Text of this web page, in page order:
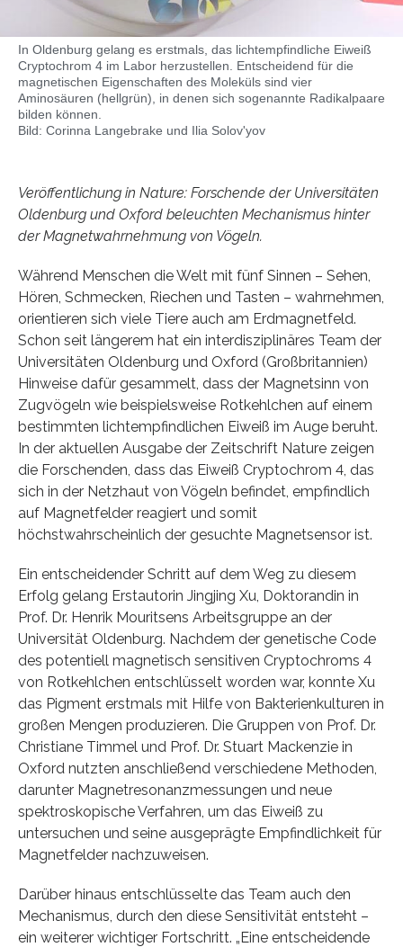
In Oldenburg gelang es erstmals, das lichtempfindliche Eiweiß
Cryptochrom 4 im Labor herzustellen. Entscheidend für die
magnetischen Eigenschaften des Moleküls sind vier
Aminosäuren (hellgrün), in denen sich sogenannte Radikalpaare
bilden können.
Bild: Corinna Langebrake und Ilia Solov'yov
Veröffentlichung in Nature: Forschende der Universitäten
Oldenburg und Oxford beleuchten Mechanismus hinter
der Magnetwahrnehmung von Vögeln.
Während Menschen die Welt mit fünf Sinnen – Sehen,
Hören, Schmecken, Riechen und Tasten – wahrnehmen,
orientieren sich viele Tiere auch am Erdmagnetfeld.
Schon seit längerem hat ein interdisziplinäres Team der
Universitäten Oldenburg und Oxford (Großbritannien)
Hinweise dafür gesammelt, dass der Magnetsinn von
Zugvögeln wie beispielsweise Rotkehlchen auf einem
bestimmten lichtempfindlichen Eiweiß im Auge beruht.
In der aktuellen Ausgabe der Zeitschrift Nature zeigen
die Forschenden, dass das Eiweiß Cryptochrom 4, das
sich in der Netzhaut von Vögeln befindet, empfindlich
auf Magnetfelder reagiert und somit
höchstwahrscheinlich der gesuchte Magnetsensor ist.
Ein entscheidender Schritt auf dem Weg zu diesem
Erfolg gelang Erstautorin Jingjing Xu, Doktorandin in
Prof. Dr. Henrik Mouritsens Arbeitsgruppe an der
Universität Oldenburg. Nachdem der genetische Code
des potentiell magnetisch sensitiven Cryptochroms 4
von Rotkehlchen entschlüsselt worden war, konnte Xu
das Pigment erstmals mit Hilfe von Bakterienkulturen in
großen Mengen produzieren. Die Gruppen von Prof. Dr.
Christiane Timmel und Prof. Dr. Stuart Mackenzie in
Oxford nutzten anschließend verschiedene Methoden,
darunter Magnetresonanzmessungen und neue
spektroskopische Verfahren, um das Eiweiß zu
untersuchen und seine ausgeprägte Empfindlichkeit für
Magnetfelder nachzuweisen.
Darüber hinaus entschlüsselte das Team auch den
Mechanismus, durch den diese Sensitivität entsteht –
ein weiterer wichtiger Fortschritt. „Eine entscheidende